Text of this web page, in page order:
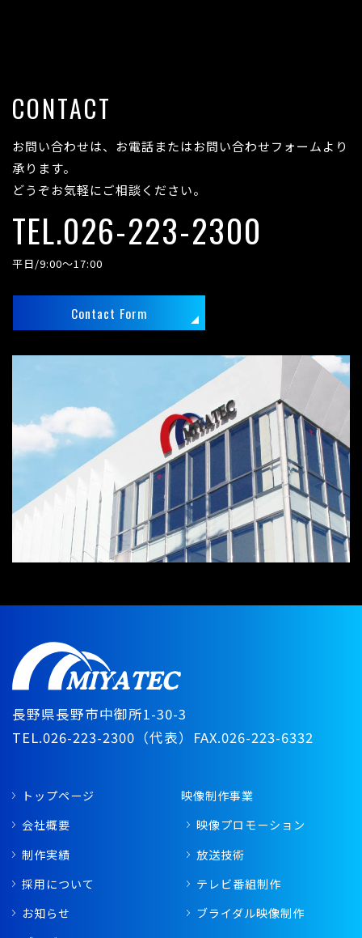
CONTACT
お問い合わせは、お電話またはお問い合わせフォームより
承ります。
どうぞお気軽にご相談ください。
TEL.026-223-2300
平日/9:00～17:00
Contact Form
長野県長野市中御所1-30-3
TEL.026-223-2300（代表） FAX.026-223-6332
トップページ
会社概要
制作実績
採用について
お知らせ
映像制作事業
映像プロモーション
放送技術
テレビ番組制作
ブライダル映像制作